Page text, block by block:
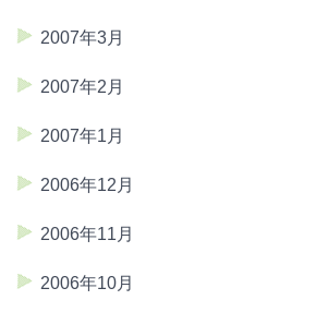
2007年3月
2007年2月
2007年1月
2006年12月
2006年11月
2006年10月